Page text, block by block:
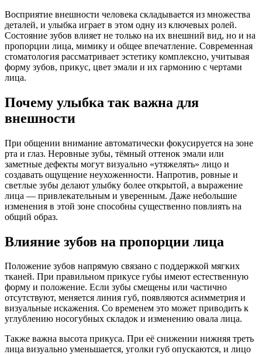
Восприятие внешности человека складывается из множества
деталей, и улыбка играет в этом одну из ключевых ролей.
Состояние зубов влияет не только на их внешний вид, но и на
пропорции лица, мимику и общее впечатление. Современная
стоматология рассматривает эстетику комплексно, учитывая
форму зубов, прикус, цвет эмали и их гармонию с чертами
лица.
Почему улыбка так важна для
внешности
При общении внимание автоматически фокусируется на зоне
рта и глаз. Неровные зубы, тёмный оттенок эмали или
заметные дефекты могут визуально «утяжелять» лицо и
создавать ощущение неухоженности. Напротив, ровные и
светлые зубы делают улыбку более открытой, а выражение
лица — привлекательным и уверенным. Даже небольшие
изменения в этой зоне способны существенно повлиять на
общий образ.
Влияние зубов на пропорции лица
Положение зубов напрямую связано с поддержкой мягких
тканей. При правильном прикусе губы имеют естественную
форму и положение. Если зубы смещены или частично
отсутствуют, меняется линия губ, появляются асимметрия и
визуальные искажения. Со временем это может приводить к
углублению носогубных складок и изменению овала лица.
Также важна высота прикуса. При её снижении нижняя треть
лица визуально уменьшается, уголки губ опускаются, и лицо